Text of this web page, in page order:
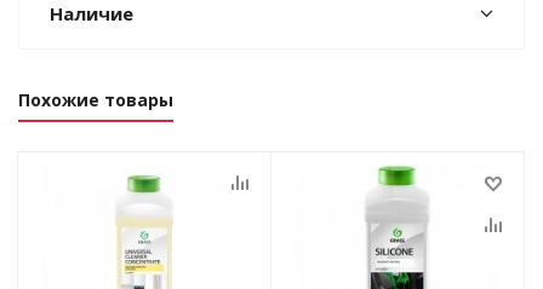
Наличие
Похожие товары